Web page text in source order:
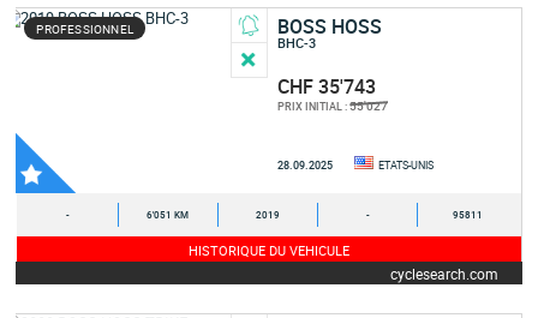
PROFESSIONNEL BOSS HOSS
BHC-3
CHF 35'743
PRIX INITIAL :55'027
28.09.2025 ETATS-UNIS
- 6'051 KM 2019 - 95811
HISTORIQUE DU VEHICULE
cyclesearch.com